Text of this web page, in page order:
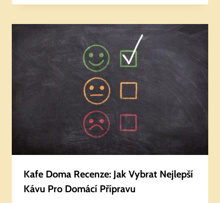
Kafe Doma Recenze: Jak Vybrat Nejlepší
Kávu Pro Domácí Přípravu